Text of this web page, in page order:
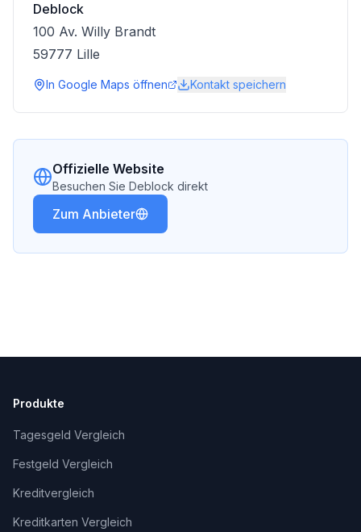
Deblock
100 Av. Willy Brandt
59777 Lille
In Google Maps öffnen Kontakt speichern
Offizielle Website
Besuchen Sie Deblock direkt
Zum Anbieter
Produkte
Tagesgeld Vergleich
Festgeld Vergleich
Kreditvergleich
Kreditkarten Vergleich